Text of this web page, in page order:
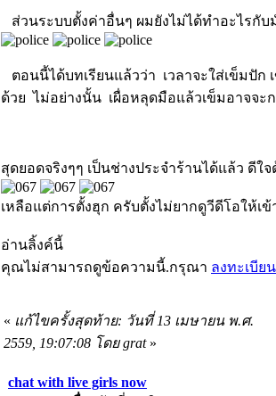
ส่วนระบบตั้งค่าอื่นๆ ผมยังไม่ได้ทำอะไรกั
ตอนนี้ได้บทเรียนแล้วว่า เวลาจะใส่เข็มปัก
ด้วย ไม่อย่างนั้น เผื่อหลุดมือแล้วเข็มอาจจะ
สุดยอดจริงๆๆ เป็นช่างประจำร้านได้แล้ว ดี
เหลือแต่การตั้งฮุก ครับตั้งไม่ยากดูวีดีโอให้เข้
อ่านลิ้งค์นี้
คุณไม่สามารถดูข้อความนี้.กรุณา ลงทะเบียน
« แก้ไขครั้งสุดท้าย: วันที่ 13 เมษายน พ.ศ.
2559, 19:07:08 โดย grat»
chat with live girls now